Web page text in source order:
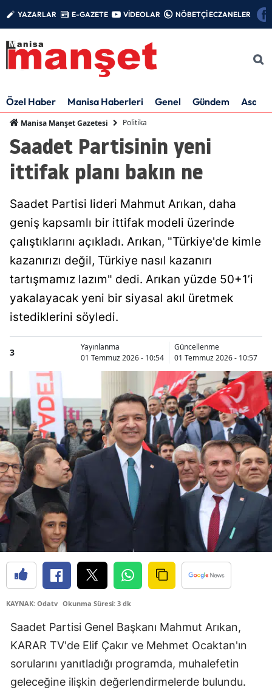
YAZARLAR E-GAZETE VİDEOLAR NÖBETÇİ ECZANELER
Özel Haber Manisa Haberleri Genel Gündem Asayiş
Manisa Manşet Gazetesi Politika
Saadet Partisinin yeni
ittifak planı bakın ne
Saadet Partisi lideri Mahmut Arıkan, daha
geniş kapsamlı bir ittifak modeli üzerinde
çalıştıklarını açıkladı. Arıkan, "Türkiye'de kimle
kazanırızı değil, Türkiye nasıl kazanırı
tartışmamız lazım" dedi. Arıkan yüzde 50+1’i
yakalayacak yeni bir siyasal akıl üretmek
istediklerini söyledi.
3
Yayınlanma
01 Temmuz 2026 - 10:54
Güncellenme
01 Temmuz 2026 - 10:57
KAYNAK: Odatv Okunma Süresi: 3 dk
Saadet Partisi Genel Başkanı Mahmut Arıkan,
KARAR TV'de Elif Çakır ve Mehmet Ocaktan'ın
sorularını yanıtladığı programda, muhalefetin
geleceğine ilişkin değerlendirmelerde bulundu.